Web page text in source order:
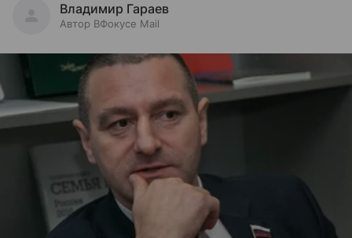
Владимир Гараев
Автор ВФокусе Mail